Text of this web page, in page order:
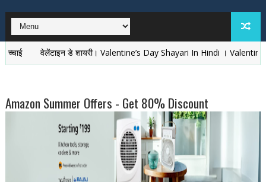
वेलेंटाइन डे शायरी। Valentine’s Day Shayari In Hindi । Valentines Day ki
Amazon Summer Offers - Get 80% Discount